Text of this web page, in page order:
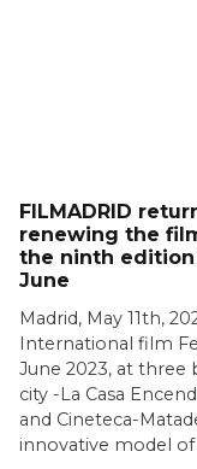
FILMADRID
renewing the
the ninth edition
June
Madrid, May 11th,
International film
June 2023, at three
city -La Casa
and Cineteca-
innovative model